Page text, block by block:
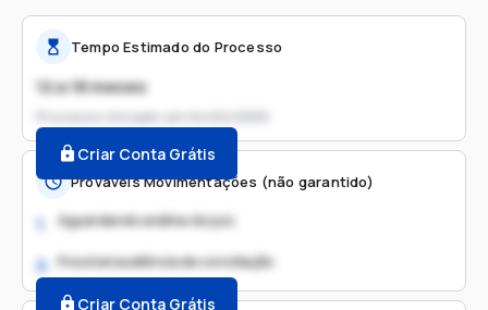
Tempo Estimado do Processo
12 a 18 meses
Processo iniciado em
Criar Conta Grátis
Prováveis Movimentações (não garantido)
1. Aguardando análise do juiz
2. Possível audiência de conciliação
Criar Conta Grátis